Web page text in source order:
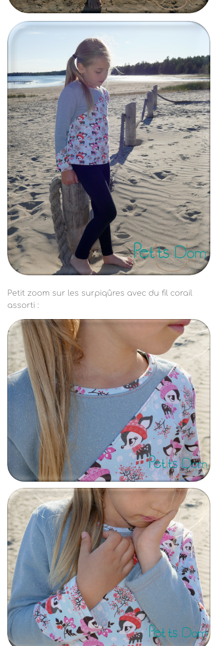
Petit zoom sur les surpiqûres avec du fil corail
assorti :